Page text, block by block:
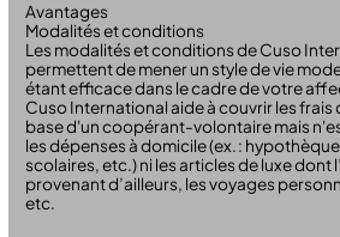
Avantages
Modalités et conditions
Les modalités et conditions de Cuso
permettent de mener un style de vie
étant efficace dans le cadre de votre
Cuso International aide à couvrir les frais
base d'un coopérant-volontaire mais
les dépenses à domicile (ex. :
scolaires, etc.) ni les articles de luxe dont
provenant d’ailleurs, les voyages
etc.